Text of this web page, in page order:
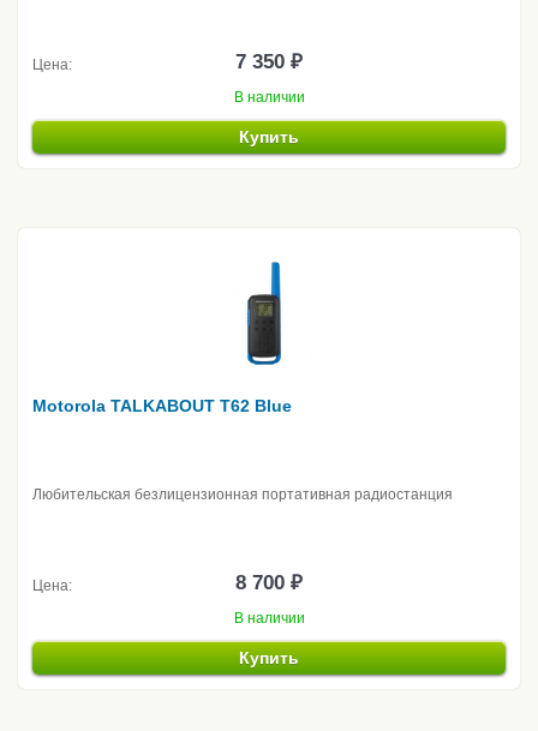
Цена: 7 350 ₽
В наличии
Купить
Motorola TALKABOUT T62 Blue
Любительская безлицензионная портативная радиостанция
Цена: 8 700 ₽
В наличии
Купить